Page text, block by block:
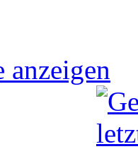
anzeigen